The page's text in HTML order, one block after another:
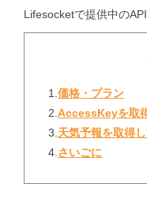
Lifesocketで提供中の
1. 価格・プラン
2. AccessKeyを取
3. 天気予報を取得
4. さいごに